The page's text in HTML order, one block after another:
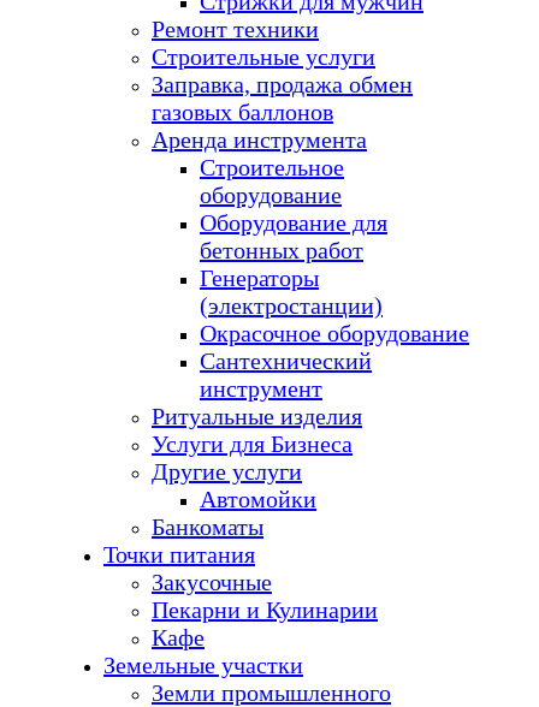
Ремонт техники
Строительные услуги
Заправка, продажа обмен
газовых баллонов
Аренда инструмента
Строительное
оборудование
Оборудование для
бетонных работ
Генераторы
(электростанции)
Окрасочное оборудование
Сантехнический
инструмент
Ритуальные изделия
Услуги для Бизнеса
Другие услуги
Автомойки
Банкоматы
Точки питания
Закусочные
Пекарни и Кулинарии
Кафе
Земельные участки
Земли промышленного